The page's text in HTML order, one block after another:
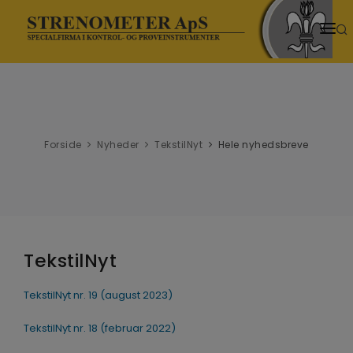
HJEM
SENESTE NYT
Forside Nyheder TekstilNyt Hele nyhedsbreve
TekstilNyt
TekstilNyt nr. 19 (august 2023)
TekstilNyt nr. 18 (februar 2022)